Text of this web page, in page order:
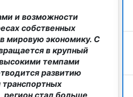
и возможности
собственных
мировую экономику. С
в крупный
темпами
развитию
стал больше